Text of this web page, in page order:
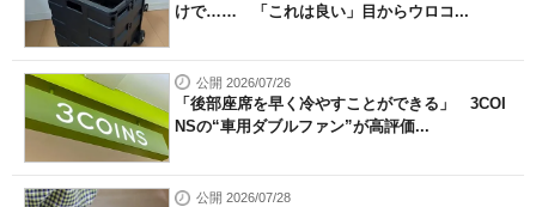
けで…… 「これは良い」目からウロコ...
公開 2026/07/26
「後部座席を早く冷やすことができる」 3COI
NSの“車用ダブルファン”が高評価...
公開 2026/07/28